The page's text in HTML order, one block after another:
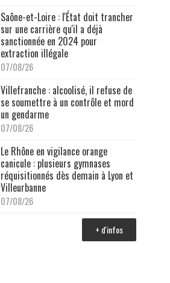
Saône-et-Loire : l'État doit trancher
sur une carrière qu'il a déjà
sanctionnée en 2024 pour
extraction illégale
07/08/26
Villefranche : alcoolisé, il refuse de
se soumettre à un contrôle et mord
un gendarme
07/08/26
Le Rhône en vigilance orange
canicule : plusieurs gymnases
réquisitionnés dès demain à Lyon et
Villeurbanne
07/08/26
+ d'infos